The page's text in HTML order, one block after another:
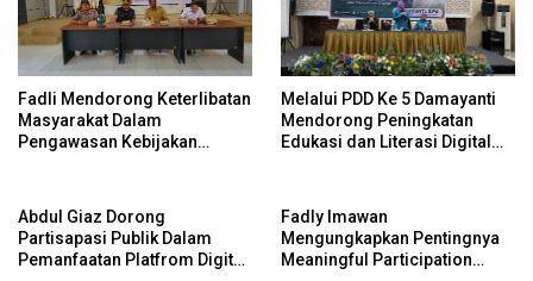
Fadli Mendorong Keterlibatan
Masyarakat Dalam
Pengawasan Kebijakan
Melalui PDD Ke 5 Damayanti
Mendorong Peningkatan
Edukasi dan Literasi Digital
Abdul Giaz Dorong
Partisapasi Publik Dalam
Pemanfaatan Platfrom Digital
Fadly Imawan
Mengungkapkan Pentingnya
Meaningful Participation